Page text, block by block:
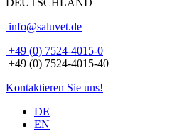
info@saluvet.de
+49 (0) 7524-4015-0
+49 (0) 7524-4015-40
Kontaktieren Sie uns!
DE
EN